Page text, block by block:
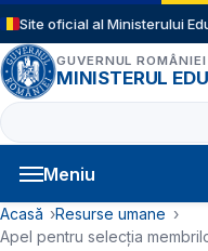
Sari la conținutul principal
Site oficial al Ministerului
GUVERNUL ROMÂNIEI
MINISTERUL
Caută
Meniu
Navigație
Cale de navigare
Acasă
Resurse umane
Apel pentru selecția